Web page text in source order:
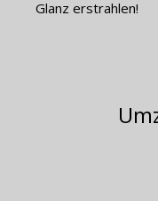
Glanz erstrahlen!